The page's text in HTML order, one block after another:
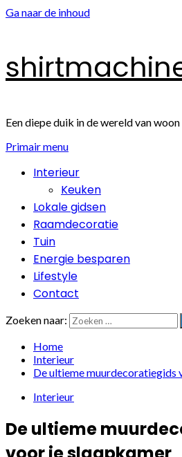
Ga naar de inhoud
Een diepe duik in de wereld van
Primair menu
Interieur
Keuken
Lokale gidsen
Raamdecoratie
Tuin
Energie besparen
Lifestyle
Contact
Zoeken naar:
Home
Interieur
De ultieme muurdecoratiegids
Interieur
De ultieme